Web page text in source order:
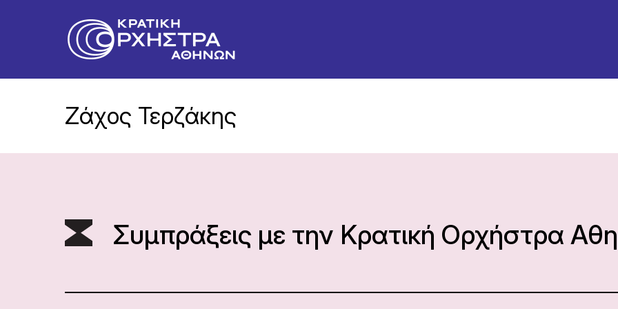
Ζάχος Τερζάκης
Συμπράξεις με την Κρατική Ορχήστρα